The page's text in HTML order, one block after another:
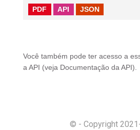
PDF API JSON
Você também pode ter acesso a
a API (veja Documentação da API ).
© - Copyright 2021